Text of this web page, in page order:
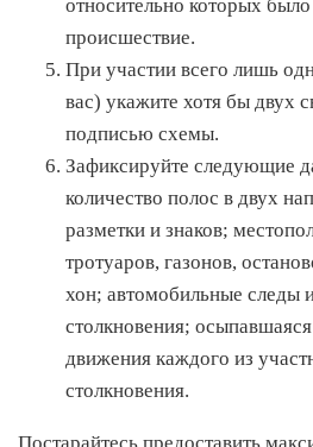
относительно которых
происшествие.
При участии всего лишь
вас) укажите хотя бы двух
подписью схемы.
Зафиксируйте следующие
количество полос в двух
разметки и знаков;
тротуаров, газонов,
хон; автомобильные следы
столкновения;
движения каждого из
столкновения.